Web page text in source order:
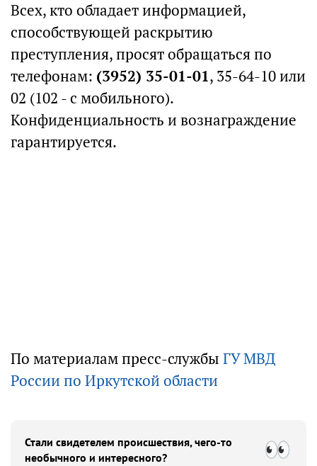
Всех, кто обладает информацией,
способствующей раскрытию
преступления, просят обращаться по
телефонам: (3952) 35-01-01, 35-64-10 или
02 (102 - с мобильного).
Конфиденциальность и вознаграждение
гарантируется.
По материалам пресс-службы ГУ МВД
России по Иркутской области
Стали свидетелем происшествия, чего-то
необычного и интересного?